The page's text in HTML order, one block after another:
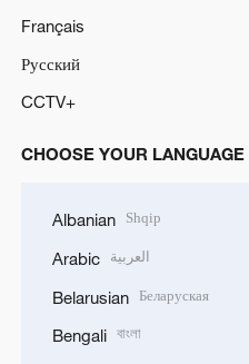
Français
Русский
CCTV+
CHOOSE YOUR LANGUAGE
Albanian Shqip
Arabic العربية
Belarusian Беларуская
Bengali বাংলা